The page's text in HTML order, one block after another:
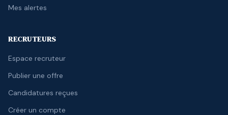
Mes alertes
RECRUTEURS
Espace recruteur
Publier une offre
Candidatures reçues
Créer un compte